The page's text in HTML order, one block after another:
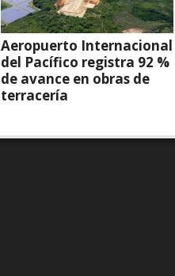
Aeropuerto Internacional
del Pacífico registra 92 %
de avance en obras de
terracería